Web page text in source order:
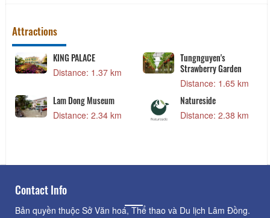
Attractions
KING PALACE
Distance: 1.37 km
Tungnguyen's
Strawberry Garden
Distance: 1.65 km
Lam Dong Museum
Distance: 2.34 km
Natureside
Distance: 2.38 km
Contact Info
Bản quyền thuộc Sở Văn hoá, Thể thao và Du lịch Lâm Đồng.